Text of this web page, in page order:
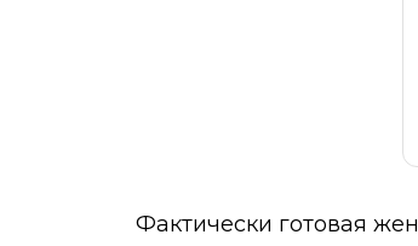
Фактически готовая